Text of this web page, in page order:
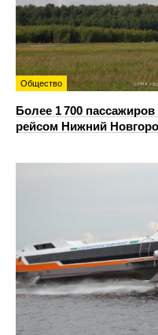
Общество
Более 1 700
рейсом Нижний